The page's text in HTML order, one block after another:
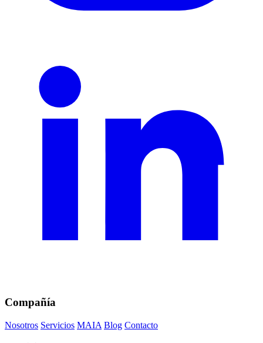
Compañía
Nosotros Servicios MAIA Blog Contacto